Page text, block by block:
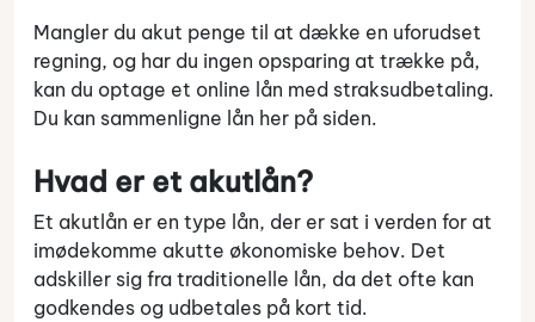
Mangler du akut penge til at dække en uforudset
regning, og har du ingen opsparing at trække på,
kan du optage et online lån med straksudbetaling.
Du kan sammenligne lån her på siden.
Hvad er et akutlån?
Et akutlån er en type lån, der er sat i verden for at
imødekomme akutte økonomiske behov. Det
adskiller sig fra traditionelle lån, da det ofte kan
godkendes og udbetales på kort tid.